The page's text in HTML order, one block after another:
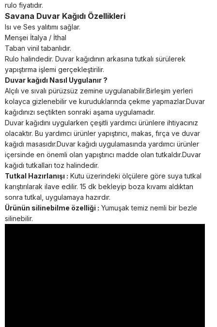
rulo fiyatıdır.
Savana Duvar Kağıdı Özellikleri
Isı ve Ses yalıtımı sağlar.
Menşei İtalya / İthal
Taban vinil tabanlıdır.
Rulo halindedir. Duvar kağıdının arkasına tutkalı sürülerek
yapıştırma işlemi gerçekleştirilir.
Duvar kağıdı Nasıl Uygulanır ?
Alçılı ve sıvalı pürüzsüz zemine uygulanabilir.Birleşim yerleri
kolayca gizlenebilir ve kuruduklarında çekme yapmazlar.Duvar
kağıdınızı seçtikten sonraki aşama uygulamadır.
Duvar kağıdını uygularken çeşitli yardımcı ürünlere ihtiyacınız
olacaktır. Bu yardımcı ürünler yapıştırıcı, makas, fırça ve duvar
kağıdı masasıdır.Duvar kağıdı uygulamasında yardımcı ürünler
içersinde en önemli olan yapıştırıcı madde olan tutkaldır.Duvar
kağıdı tutkalları toz halindedir.
Tutkal Hazırlanışı : Kutu üzerindeki ölçülere göre suya tutkal
karıştırılarak ilave edilir. 15 dk bekleyip boza kıvamı aldıktan
sonra tutkal, uygulamaya hazırdır.
Ürünün silinebilme özelliği : Yumuşak temiz nemli bir bezle
silinebilir.